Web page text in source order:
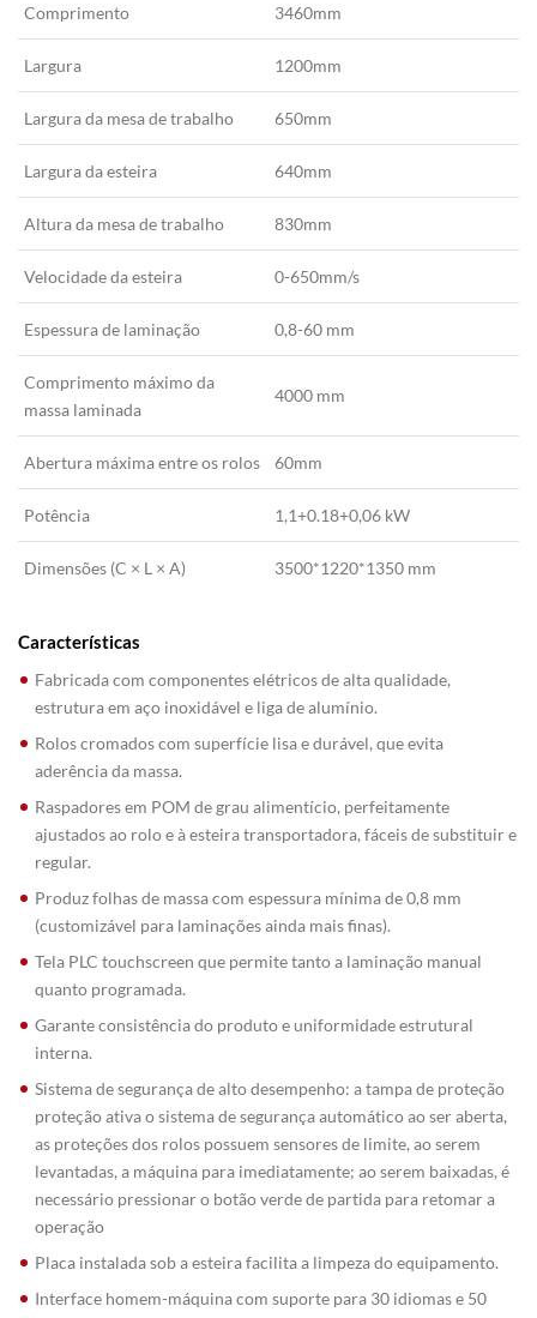
Comprimento 3460mm
Largura 1200mm
Largura da mesa de trabalho 650mm
Largura da esteira 640mm
Altura da mesa de trabalho 830mm
Velocidade da esteira 0-650mm/s
Espessura de laminação 0,8-60 mm
Comprimento máximo da
massa laminada
4000 mm
Abertura máxima entre os rolos 60mm
Potência 1,1+0.18+0,06 kW
Dimensões (C × L × A) 3500*1220*1350 mm
Características
Fabricada com componentes elétricos de alta qualidade,
estrutura em aço inoxidável e liga de alumínio.
Rolos cromados com superfície lisa e durável, que evita
aderência da massa.
Raspadores em POM de grau alimentício, perfeitamente
ajustados ao rolo e à esteira transportadora, fáceis de substituir e
regular.
Produz folhas de massa com espessura mínima de 0,8 mm
(customizável para laminações ainda mais finas).
Tela PLC touchscreen que permite tanto a laminação manual
quanto programada.
Garante consistência do produto e uniformidade estrutural
interna.
Sistema de segurança de alto desempenho: a tampa de proteção
proteção ativa o sistema de segurança automático ao ser aberta,
as proteções dos rolos possuem sensores de limite, ao serem
levantadas, a máquina para imediatamente; ao serem baixadas, é
necessário pressionar o botão verde de partida para retomar a
operação
Placa instalada sob a esteira facilita a limpeza do equipamento.
Interface homem-máquina com suporte para 30 idiomas e 50